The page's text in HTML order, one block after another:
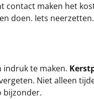
contact maken het
doen. Iets
indruk te maken.
Niet alleen
bijzonder.